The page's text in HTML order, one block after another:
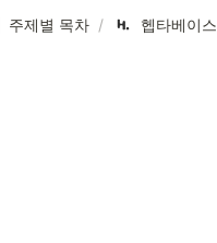
주제별 목차 / 헵타베이스